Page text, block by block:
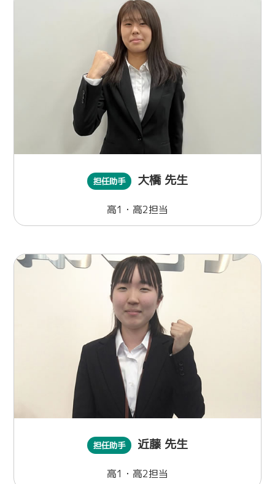
担任助手 大橋 先生
高1・高2担当
担任助手 近藤 先生
高1・高2担当